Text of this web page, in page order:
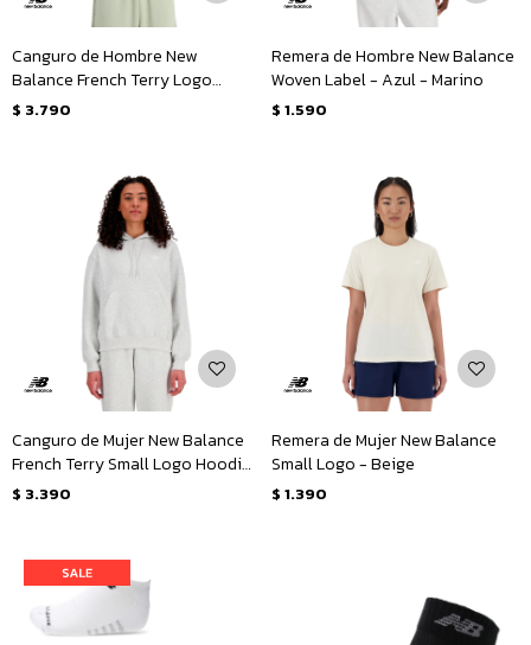
Canguro de Hombre New
Balance French Terry Logo
Hoodie - Verde Claro
$ 3.790
Remera de Hombre New Balance
Woven Label - Azul - Marino
$ 1.590
Canguro de Mujer New Balance
French Terry Small Logo Hoodie
- Gris
$ 3.390
Remera de Mujer New Balance
Small Logo - Beige
$ 1.390